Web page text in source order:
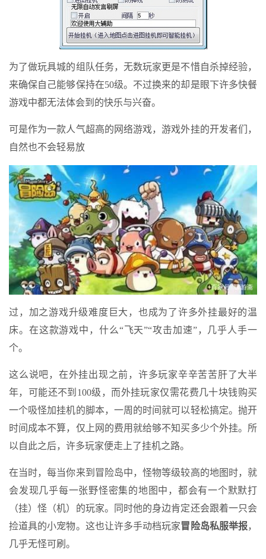
为了做玩具城的组队任务，无数玩家更是不惜自杀掉经验，
来确保自己能够保持在50级。不过换来的却是眼下许多快餐
游戏中都无法体会到的快乐与兴奋。
可是作为一款人气超高的网络游戏，游戏外挂的开发者们，
自然也不会轻易放
过，加之游戏升级难度巨大，也成为了许多外挂最好的温
床。在这款游戏中，什么“飞天”“攻击加速”，几乎人手一
个。
这么说吧，在外挂出现之前，许多玩家辛辛苦苦肝了大半
年，可能还不到100级，而外挂玩家仅需花费几十块钱购买
一个吸怪加挂机的脚本，一周的时间就可以轻松搞定。抛开
时间成本不算，仅上网的费用就给够不知买多少个外挂。所
以自此之后，许多玩家便走上了挂机之路。
在当时，每当你来到冒险岛中，怪物等级较高的地图时，就
会发现几乎每一张野怪密集的地图中，都会有一个默默打
（挂）怪（机）的玩家。同时他的身边肯定还会跟着一只会
捡道具的小宠物。这也让许多手动档玩家冒险岛私服举报，
几乎无怪可刷。